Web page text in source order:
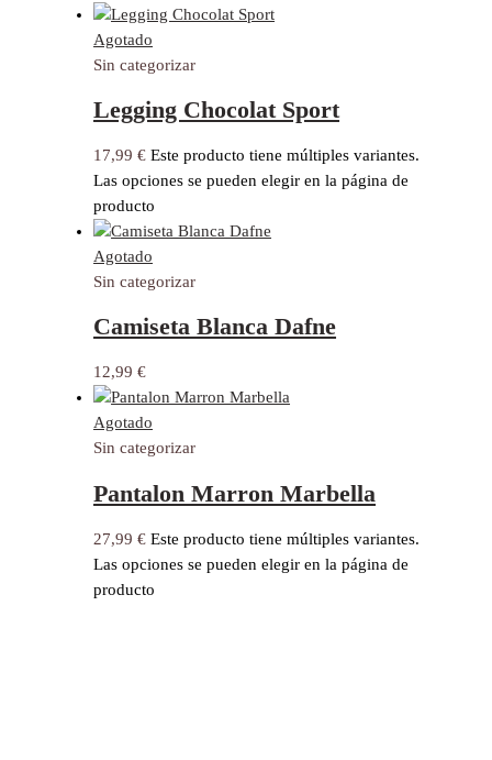
Agotado
Sin categorizar
Legging Chocolat Sport
17,99€ Este producto tiene múltiples variantes.
Las opciones se pueden elegir en la página de
producto
Agotado
Sin categorizar
Camiseta Blanca Dafne
12,99€
Agotado
Sin categorizar
Pantalon Marron Marbella
27,99€ Este producto tiene múltiples variantes.
Las opciones se pueden elegir en la página de
producto